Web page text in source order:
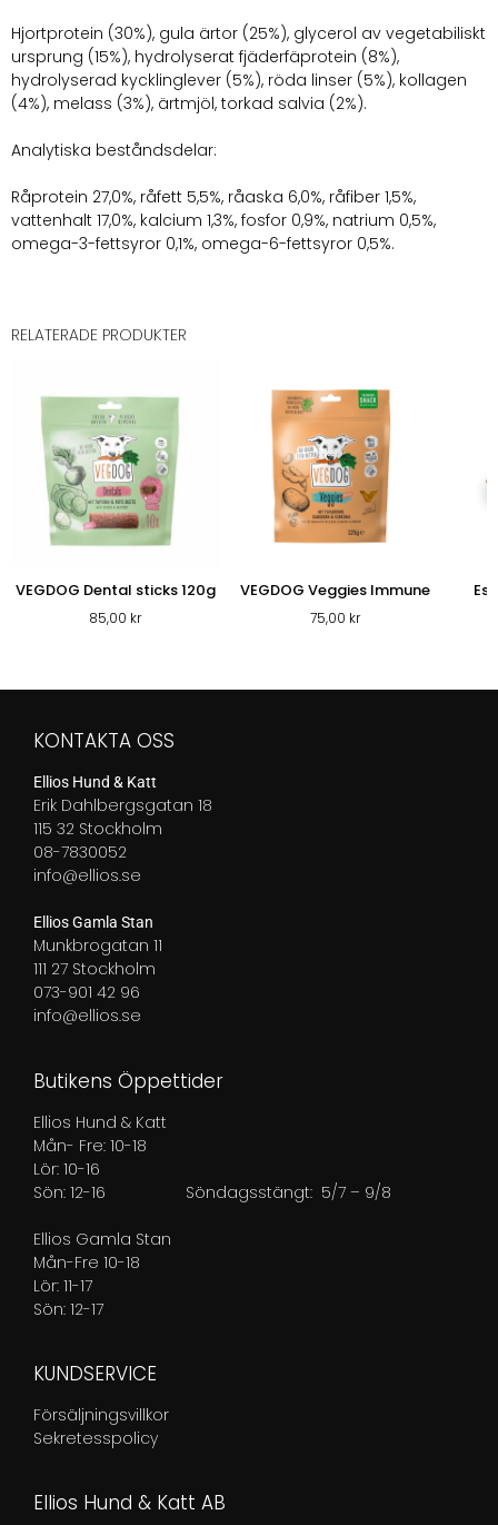
Hjortprotein (30%), gula ärtor (25%), glycerol av vegetabiliskt
ursprung (15%), hydrolyserat fjäderfäprotein (8%),
hydrolyserad kycklinglever (5%), röda linser (5%), kollagen
(4%), melass (3%), ärtmjöl, torkad salvia (2%).
Analytiska beståndsdelar:
Råprotein 27,0%, råfett 5,5%, råaska 6,0%, råfiber 1,5%,
vattenhalt 17,0%, kalcium 1,3%, fosfor 0,9%, natrium 0,5%,
omega-3-fettsyror 0,1%, omega-6-fettsyror 0,5%.
RELATERADE PRODUKTER
VEGDOG Dental sticks 120g
85,00 kr
VEGDOG Veggies Immune
75,00 kr
KONTAKTA OSS
Ellios Hund & Katt
Erik Dahlbergsgatan 18
115 32 Stockholm
08-7830052
info@ellios.se
Ellios Gamla Stan
Munkbrogatan 11
111 27 Stockholm
073-901 42 96
info@ellios.se
Butikens Öppettider
Ellios Hund & Katt
Mån- Fre: 10-18
Lör: 10-16
Sön: 12-16 Söndagsstängt: 5/7 – 9/8
Ellios Gamla Stan
Mån-Fre 10-18
Lör: 11-17
Sön: 12-17
KUNDSERVICE
Försäljningsvillkor
Sekretesspolicy
Ellios Hund & Katt AB